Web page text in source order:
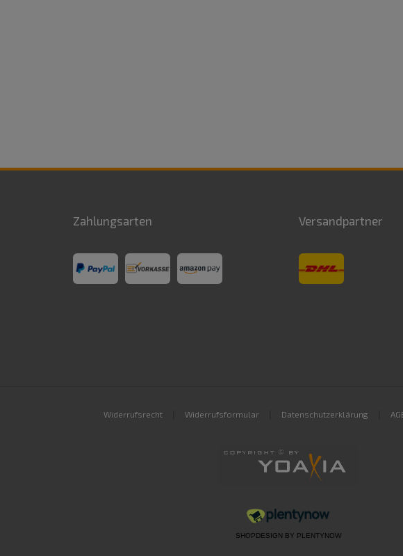
Zahlungsarten Versandpartner
Widerrufsrecht Widerrufsformular Datenschutzerklärung
SHOPDESIGN BY PLENTYNOW